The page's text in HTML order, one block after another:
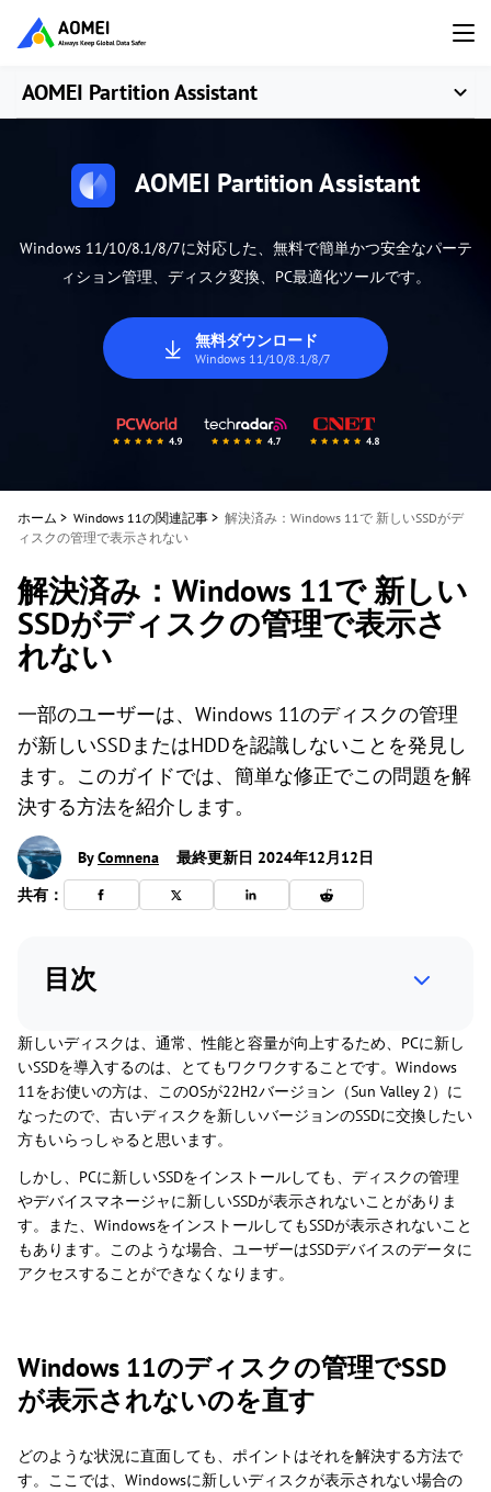
AOMEI Partition Assistant
AOMEI Partition Assistant
Windows 11/10/8.1/8/7に対応した、無料で簡単かつ安全なパーテ
ィション管理、ディスク変換、PC最適化ツールです。
無料ダウンロード
Windows 11/10/8.1/8/7
ホーム > Windows 11の関連記事 > 解決済み：Windows 11で 新しいSSDがデ
ィスクの管理で表示されない
解決済み：Windows 11で 新しい
SSDがディスクの管理で表示さ
れない
一部のユーザーは、Windows 11のディスクの管理
が新しいSSDまたはHDDを認識しないことを発見し
ます。このガイドでは、簡単な修正でこの問題を解
決する方法を紹介します。
ByComnena
最終更新日 2024年12月12日
共有：
目次
新しいディスクは、通常、性能と容量が向上するため、PCに新し
いSSDを導入するのは、とてもワクワクすることです。Windows
11をお使いの方は、このOSが22H2バージョン（Sun Valley 2）に
なったので、古いディスクを新しいバージョンのSSDに交換したい
方もいらっしゃると思います。
しかし、PCに新しいSSDをインストールしても、ディスクの管理
やデバイスマネージャに新しいSSDが表示されないことがありま
す。また、WindowsをインストールしてもSSDが表示されないこと
もあります。このような場合、ユーザーはSSDデバイスのデータに
アクセスすることができなくなります。
Windows 11のディスクの管理でSSD
が表示されないのを直す
どのような状況に直面しても、ポイントはそれを解決する方法で
す。ここでは、Windowsに新しいディスクが表示されない場合の